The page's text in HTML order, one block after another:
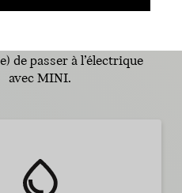
utilisez les outils
de passer à l’électrique
avec MINI.